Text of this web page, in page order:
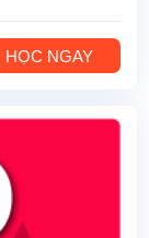
HỌC NGAY